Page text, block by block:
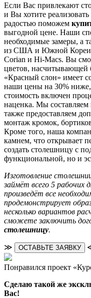
Если Вас привлекают
и Вы хотите
радостью поможем
выгодной цене. Наши
необходимые замеры, а
из США и Южной Кореи
Corian и Hi-Macs. Вы
цветов, насчитывающей
«Красный слон» имеет
наши цены на 30% ниже,
стоимость включен
наценка. Мы
также предоставляем
монтаж кромок,
Кроме того, наша
камнем, что открывает
создать столешницу с
функциональной, но и
Изготовление
займёт всего 5 рабочих
произведёт все
продемонстрирует
несколько вариантов
сможете заключить
столешницу.
≫ ОСТАВЬТЕ ЗАЯВКУ
Понравился проект
Сделаю такой же
Вас!